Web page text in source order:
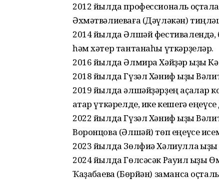
2012 йылда профессиональ
Әхмәтвәлиеваға (Дәүләкән)
2014 йылда Әлшәй
һәм хәтер тантанаһы үткәрҙеләр.
2016 йылда Әлмира Хәйҙәр ҡыҙы
2018 йылда Гүзәл Хәниф ҡыҙы
2019 йылда әлшәйҙәрҙең аҫалар
ҡатар үткәрелде, ике кешегә
2022 йылда Гүзәл Хәниф ҡыҙы
Воронцова (Әлшәй) төп еңеүсе
2023 йылда Зөлфиә Хәлиулла
2024 йылда Гөлсәсәк Рауил ҡыҙы
Ҡаҙаҡбаева (Бөрйән) заманса